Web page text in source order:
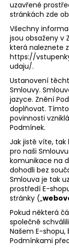
uzavřené
stránkách zde
Všechny
jsou obsaženy v
která naleznete
https://
udaju/.
Ustanovení
Smlouvy.
jazyce. Znění
doplňovat.
povinnosti
Podmínek.
Jak jistě víte, tak
pro naši
komunikace na
dohodli bez
Smlouva je tak
prostředí E-
stránky („
Pokud některá
společně
Našem E-
Podmínkami
u
j
e
t
e
n
a
j
í
t
?